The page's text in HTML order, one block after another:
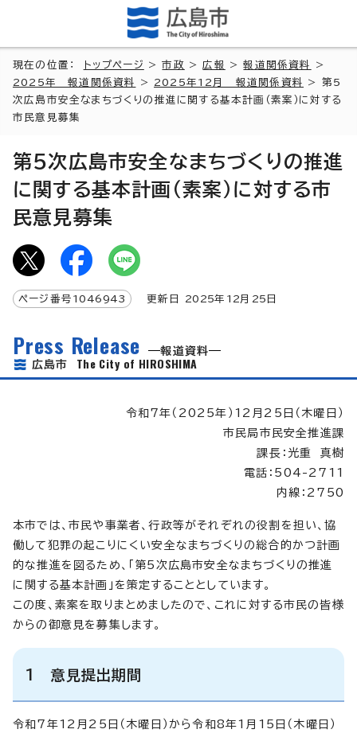
現在の位置： トップページ >市政 >広報 >報道関係資料
>
2025年 報道関係資料
> 2025年12月 報道関係資料
> 第5
次広島市安全なまちづくりの推進に関する基本計画（素案）に対する
市民意見募集
第5次広島市安全なまちづくりの推進
に関する基本計画（素案）に対する市
民意見募集
ページ番号 1046943 更新日 2025年 12月 25 日
Press Release
報道資料
広島市 The City of HIROSHIMA
令和7年（2025年）12月25日（木曜日）
市民局市民安全推進課
課長：光重 真樹
電話：504-2711
内線：2750
本市では、市民や事業者、行政等がそれぞれの役割を担い、協
働して犯罪の起こりにくい安全なまちづくりの総合的かつ計画
的な推進を図るため、「第5次広島市安全なまちづくりの推進
に関する基本計画」を策定することとしています。
この度、素案を取りまとめましたので、これに対する市民の皆様
からの御意見を募集します。
1 意見提出期間
令和7年12月25日（木曜日）から令和8年1月15日（木曜日）